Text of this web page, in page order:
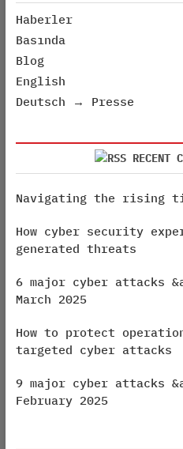
Haberler
Basında
Blog
English
Deutsch → Presse
RECENT
Navigating the rising
How cyber security
generated threats
6 major cyber attacks
March 2025
How to protect
targeted cyber attacks
9 major cyber attacks
February 2025